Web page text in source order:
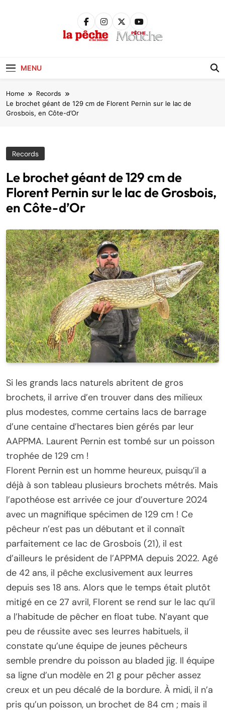
MENU
Home Records
Le brochet géant de 129 cm de Florent Pernin sur le lac de
Grosbois, en Côte-d’Or
Records
Le brochet géant de 129 cm de
Florent Pernin sur le lac de Grosbois,
en Côte-d’Or
Si les grands lacs naturels abritent de gros
brochets, il arrive d’en trouver dans des milieux
plus modestes, comme certains lacs de barrage
d’une centaine d’hectares bien gérés par leur
AAPPMA. Laurent Pernin est tombé sur un poisson
trophée de 129 cm !
Florent Pernin est un homme heureux, puisqu’il a
déjà à son tableau plusieurs brochets métrés. Mais
l’apothéose est arrivée ce jour d’ouverture 2024
avec un magnifique spécimen de 129 cm ! Ce
pêcheur n’est pas un débutant et il connaît
parfaitement ce lac de Grosbois (21), il est
d’ailleurs le président de l’APPMA depuis 2022. Agé
de 42 ans, il pêche exclusivement aux leurres
depuis ses 18 ans. Alors que le temps était plutôt
mitigé en ce 27 avril, Florent se rend sur le lac qu’il
a l’habitude de pêcher en float tube. N’ayant que
peu de réussite avec ses leurres habituels, il
constate qu’une équipe de jeunes pêcheurs
semble prendre du poisson au bladed jig. Il équipe
sa ligne d’un modèle en 21 g pour pêcher assez
creux et un peu décalé de la bordure. À midi, il n’a
pris qu’un poisson, un brochet de 84 cm ; mais il